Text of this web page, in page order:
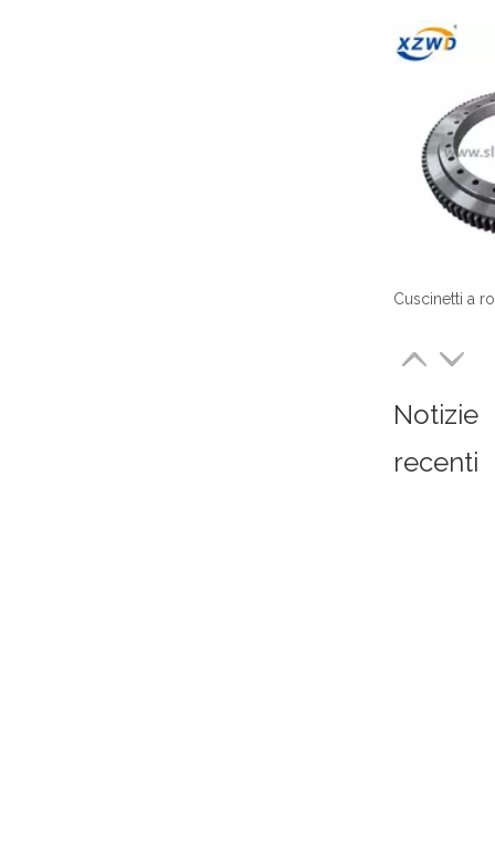
Notizie
recenti